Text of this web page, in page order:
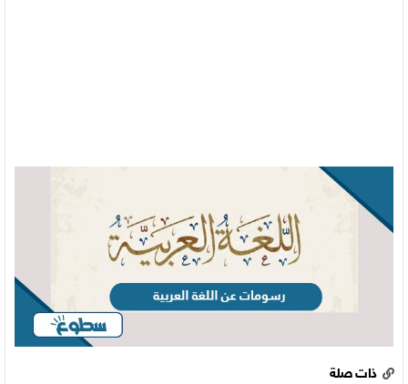
ذات صلة